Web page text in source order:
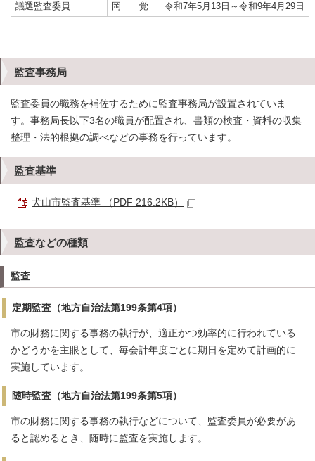
議選監査委員
岡 覚 令和7年5月13日～令和9年4月29日
監査事務局
監査委員の職務を補佐するために監査事務局が設置されていま
す。事務局長以下3名の職員が配置され、書類の検査・資料の収集
整理・法的根拠の調べなどの事務を行っています。
監査基準
犬山市監査基準 （PDF 216.2KB）
監査などの種類
監査
定期監査（地方自治法第199条第4項）
市の財務に関する事務の執行が、適正かつ効率的に行われている
かどうかを主眼として、毎会計年度ごとに期日を定めて計画的に
実施しています。
随時監査（地方自治法第199条第5項）
市の財務に関する事務の執行などについて、監査委員が必要があ
ると認めるとき、随時に監査を実施します。